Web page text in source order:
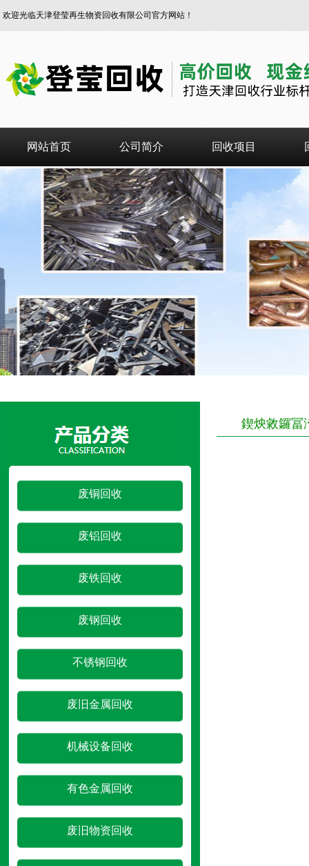
欢迎光临天津登莹再生物资回收有限公司官方网站！
网站首页 公司简介 回收项目
废铜回收
废铝回收
废铁回收
废钢回收
不锈钢回收
废旧金属回收
机械设备回收
有色金属回收
废旧物资回收
鍥炴敹鑼冨